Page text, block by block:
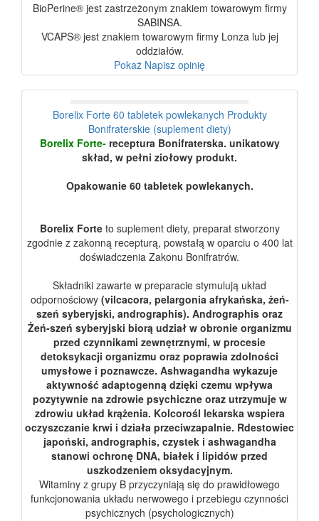
BioPerine® jest zastrzeżonym znakiem towarowym firmy
SABINSA.
VCAPS® jest znakiem towarowym firmy Lonza lub jej
oddziałów.
Pokaż Napisz opinię
Borelix Forte 60 tabletek powlekanych Produkty
Bonifraterskie (suplement diety)
Borelix Forte-receptura Bonifraterska. unikatowy
skład, w pełni ziołowy produkt.
Opakowanie 60 tabletek powlekanych.
Borelix Forteto suplement diety, preparat stworzony
zgodnie z zakonną recepturą, powstałą w oparciu o 400 lat
doświadczenia Zakonu Bonifratrów.
Składniki zawarte w preparacie stymulują układ
odpornościowy(vilcacora, pelargonia afrykańska, żeń-
szeń syberyjski, andrographis). Andrographis oraz
Żeń-szeń syberyjski biorą udział w obronie organizmu
przed czynnikami zewnętrznymi, w procesie
detoksykacji organizmu oraz poprawia zdolności
umysłowe i poznawcze. Ashwagandha wykazuje
aktywność adaptogenną dzięki czemu wpływa
pozytywnie na zdrowie psychiczne oraz utrzymuje w
zdrowiu układ krążenia. Kolcorośl lekarska wspiera
oczyszczanie krwi i działa przeciwzapalnie. Rdestowiec
japoński, andrographis, czystek i ashwagandha
stanowi ochronę DNA, białek i lipidów przed
uszkodzeniem oksydacyjnym.
Witaminy z grupy B przyczyniają się do prawidłowego
funkcjonowania układu nerwowego i przebiegu czynności
psychicznych (psychologicznych)